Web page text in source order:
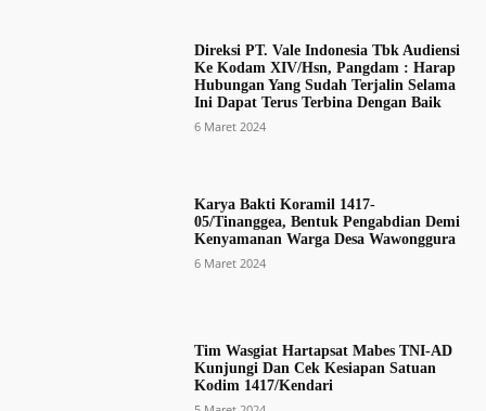
Direksi PT. Vale Indonesia Tbk Audiensi
Ke Kodam XIV/Hsn, Pangdam : Harap
Hubungan Yang Sudah Terjalin Selama
Ini Dapat Terus Terbina Dengan Baik
6 Maret 2024
Karya Bakti Koramil 1417-
05/Tinanggea, Bentuk Pengabdian Demi
Kenyamanan Warga Desa Wawonggura
6 Maret 2024
Tim Wasgiat Hartapsat Mabes TNI-AD
Kunjungi Dan Cek Kesiapan Satuan
Kodim 1417/Kendari